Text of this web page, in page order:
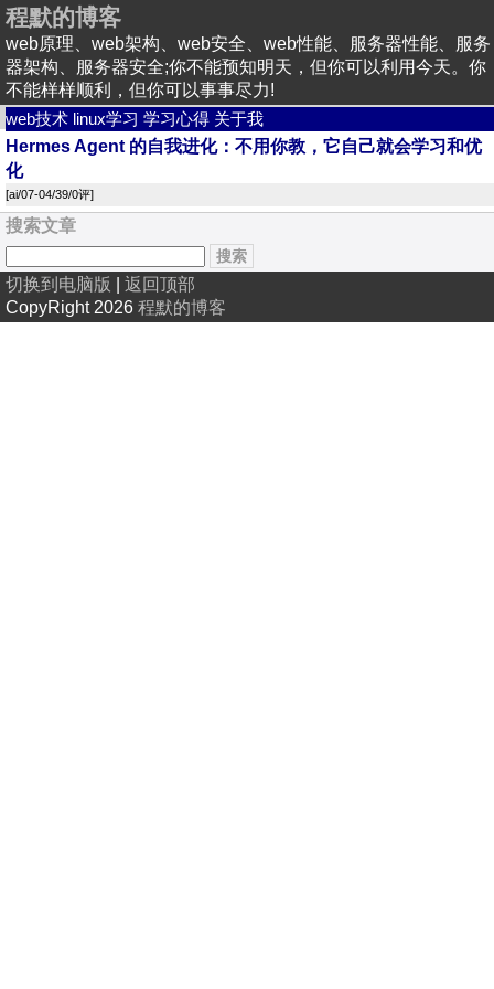
程默的博客
web原理、web架构、web安全、web性能、服务器性能、服务
器架构、服务器安全;你不能预知明天，但你可以利用今天。你
不能样样顺利，但你可以事事尽力!
web技术 linux学习 学习心得 关于我
Hermes Agent 的自我进化：不用你教，它自己就会学习和优
化
[ai/07-04/39/0评]
搜索文章
切换到电脑版
返回顶部
CopyRight 2026 程默的博客